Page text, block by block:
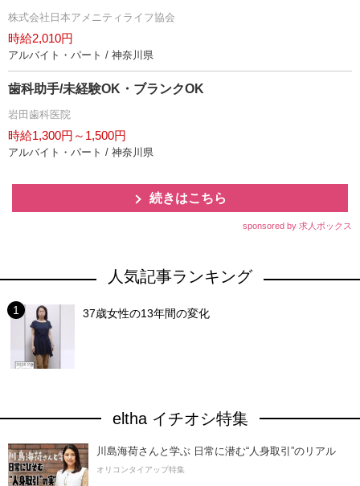
株式会社日本アメニティライフ協会
時給2,010円
アルバイト・パート / 神奈川県
歯科助手/未経験OK・ブランクOK
田歯科医院
時給1,300円～1,500円
アルバイト・パート / 神奈川県
続きはこちら
sponsored by 求人ボックス
人気記事ランキング
37歳女性の13年間の変化
eltha イチオシ特集
川島海荷さんと学ぶ 日常に潜む“人身取引”のリアル
オリコンタイアップ特集